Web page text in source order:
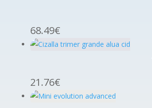
68.49€
21.76€